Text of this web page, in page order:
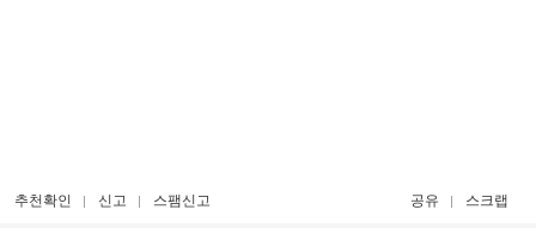
추천확인 신고 스팸신고 공유 스크랩